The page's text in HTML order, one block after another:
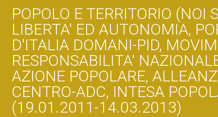
POPOLO E TERRITORIO (NOI
LIBERTA' ED AUTONOMIA,
D'ITALIA DOMANI-PID,
RESPONSABILITA'
AZIONE POPOLARE,
CENTRO-ADC, INTESA
(19.01.2011-14.03.2013)